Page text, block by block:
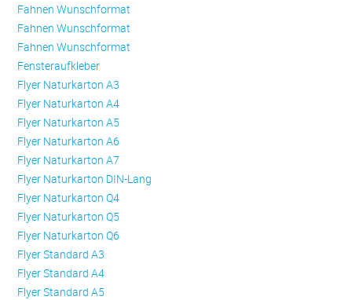
Fahnen Wunschformat
Fahnen Wunschformat
Fahnen Wunschformat
Fensteraufkleber
Flyer Naturkarton A3
Flyer Naturkarton A4
Flyer Naturkarton A5
Flyer Naturkarton A6
Flyer Naturkarton A7
Flyer Naturkarton DIN-Lang
Flyer Naturkarton Q4
Flyer Naturkarton Q5
Flyer Naturkarton Q6
Flyer Standard A3
Flyer Standard A4
Flyer Standard A5